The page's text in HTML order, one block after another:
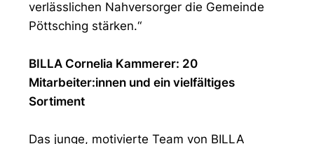
verlässlichen Nahversorger die Gemeinde
Pöttsching stärken.“
BILLA Cornelia Kammerer: 20
Mitarbeiter:innen und ein vielfältiges
Sortiment
Das junge, motivierte Team von BILLA